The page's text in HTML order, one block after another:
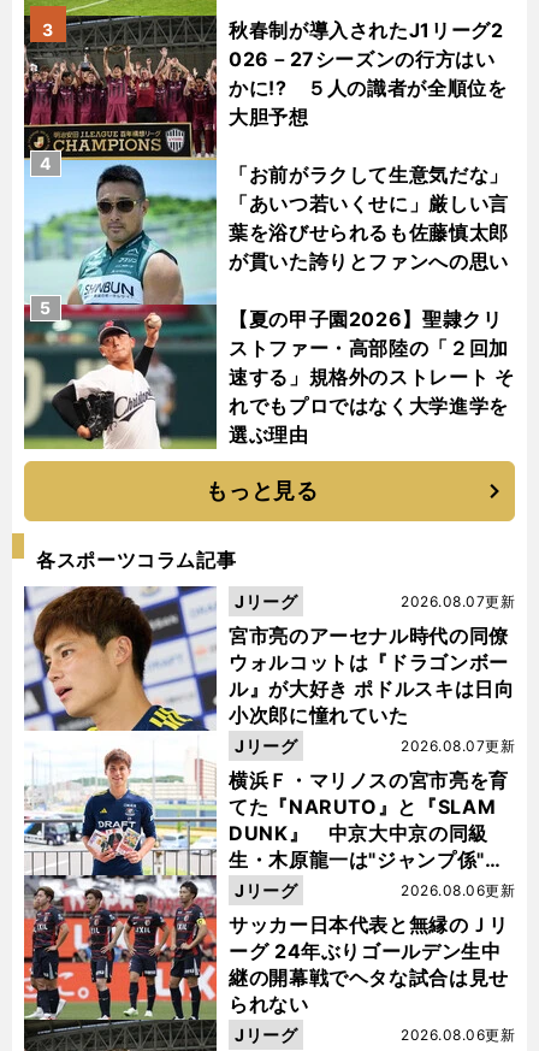
秋春制が導入されたJ1リーグ2
026－27シーズンの行方はい
かに!? ５人の識者が全順位を
大胆予想
3
「お前がラクして生意気だな」
「あいつ若いくせに」厳しい言
葉を浴びせられるも佐藤慎太郎
が貫いた誇りとファンへの思い
4
【夏の甲子園2026】聖隷クリ
ストファー・高部陸の「２回加
速する」規格外のストレート そ
れでもプロではなく大学進学を
選ぶ理由
5
もっと見る
各スポーツコラム記事
宮市亮のアーセナル時代の同僚
ウォルコットは『ドラゴンボー
ル』が大好き ポドルスキは日向
小次郎に憧れていた
2026.08.07更新
Jリーグ
横浜Ｆ・マリノスの宮市亮を育
てた『NARUTO』と『SLAM
DUNK』 中京大中京の同級
生・木原龍一は"ジャンプ係"だ
った
2026.08.07更新
Jリーグ
サッカー日本代表と無縁のＪリ
ーグ 24年ぶりゴールデン生中
継の開幕戦でヘタな試合は見せ
られない
2026.08.06更新
Jリーグ
2026.08.06更新
Jリーグ